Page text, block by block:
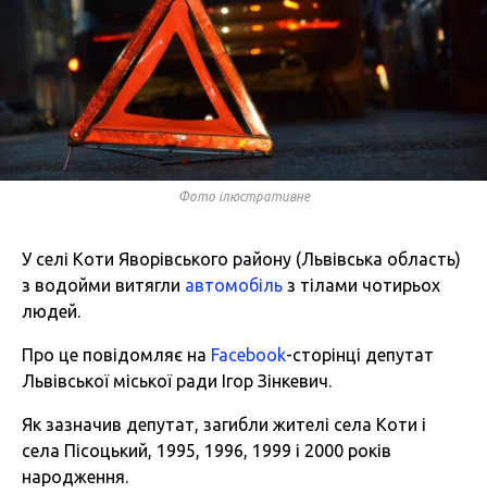
Фото ілюстративне
У селі Коти Яворівського району (Львівська область)
з водойми витягли автомобіль з тілами чотирьох
людей.
Про це повідомляє на Facebook-сторінці депутат
Львівської міської ради Ігор Зінкевич.
Як зазначив депутат, загибли жителі села Коти і
села Пісоцький, 1995, 1996, 1999 і 2000 років
народження.